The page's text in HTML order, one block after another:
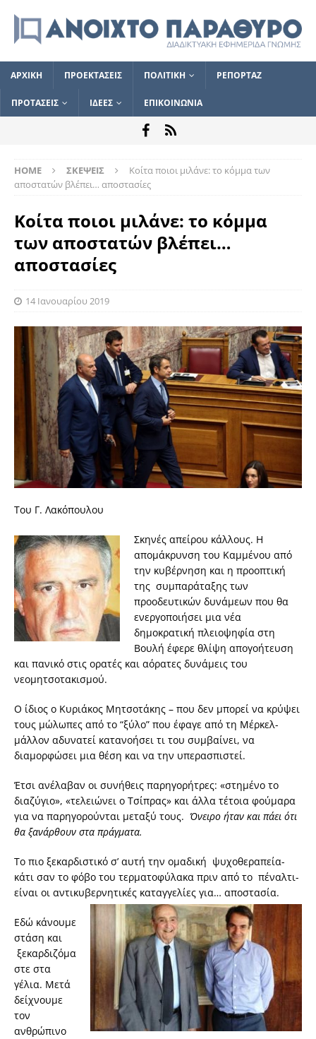
ΑΡΧΙΚΗ ΠΡΟΕΚΤΑΣΕΙΣ ΠΟΛΙΤΙΚΗ ΡΕΠΟΡΤΑΖ
ΠΡΟΤΑΣΕΙΣ ΙΔΕΕΣ ΕΠΙΚΟΙΝΩΝΙΑ
HOME ΣΚΕΨΕΙΣ
Κοίτα ποιοι μιλάνε: το κόμμα των
αποστατών βλέπει… αποστασίες
Κοίτα ποιοι μιλάνε: το κόμμα
των αποστατών βλέπει…
αποστασίες
14 Ιανουαρίου 2019
Του Γ. Λακόπουλου
Σκηνές απείρου κάλλους. Η
απομάκρυνση του Καμμένου από
την κυβέρνηση και η προοπτική
της συμπαράταξης των
προοδευτικών δυνάμεων που θα
ενεργοποιήσει μια νέα
δημοκρατική πλειοψηφία στη
Βουλή έφερε θλίψη απογοήτευση
και πανικό στις ορατές και αόρατες δυνάμεις του
νεομητσοτακισμού.
Ο ίδιος ο Κυριάκος Μητσοτάκης – που δεν μπορεί να κρύψει
τους μώλωπες από το “ξύλο” που έφαγε από τη Μέρκελ-
μάλλον αδυνατεί κατανοήσει τι του συμβαίνει, να
διαμορφώσει μια θέση και να την υπερασπιστεί.
Έτσι ανέλαβαν οι συνήθεις παρηγορήτρες: «στημένο το
διαζύγιο», «τελειώνει ο Τσίπρας» και άλλα τέτοια φούμαρα
για να παρηγορούνται μεταξύ τους. Όνειρο ήταν και πάει ότι
θα ξανάρθουν στα πράγματα.
Το πιο ξεκαρδιστικό σ’ αυτή την ομαδική ψυχοθεραπεία-
κάτι σαν το φόβο του τερματοφύλακα πριν από το πέναλτι-
είναι οι αντικυβερνητικές καταγγελίες για… αποστασία.
Εδώ κάνουμε
στάση και
ξεκαρδιζόμα
στε στα
γέλια. Μετά
δείχνουμε
τον
ανθρώπινο